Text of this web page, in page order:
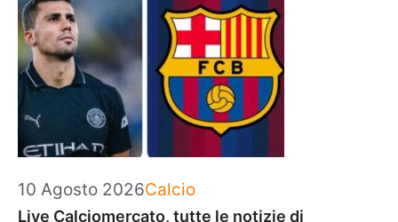
10 Agosto 2026Categorie
Calcio
Live Calciomercato, tutte le notizie di